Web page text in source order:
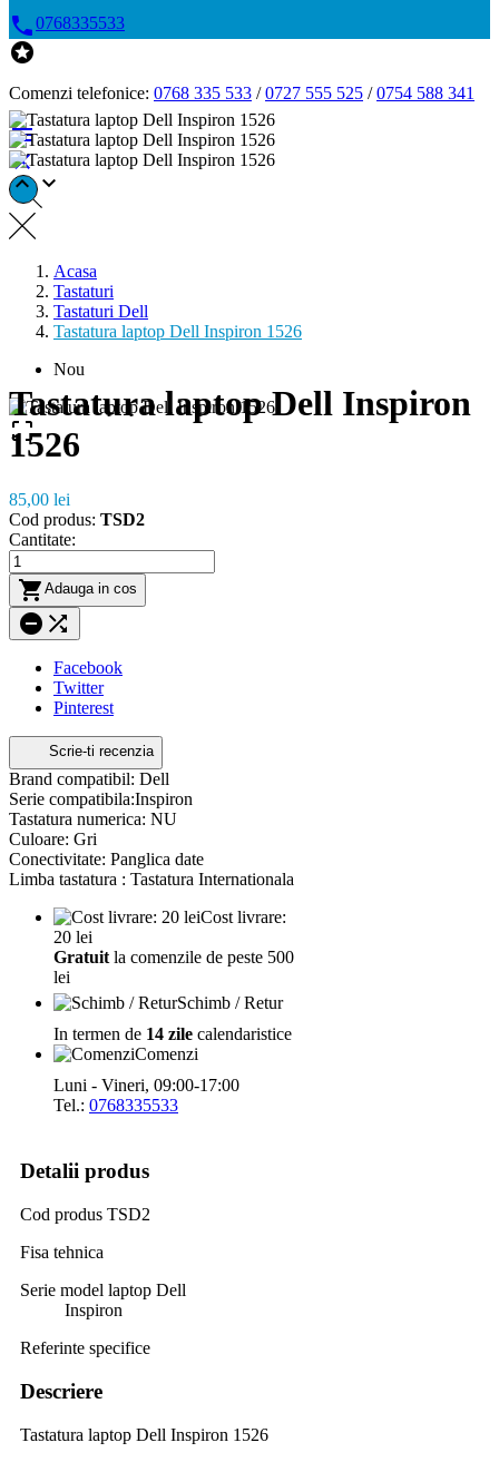
0768335533

Comenzi telefonice: 0768 335 533 /0727 555 525 /0754 588 341


Acasa
Tastaturi
Tastaturi Dell
Tastatura laptop Dell Inspiron 1526
Nou


Tastatura laptop Dell Inspiron
1526
85,00 lei
Cod produs: TSD2
Cantitate:
 Adauga in cos
 
Facebook
Twitter
Pinterest
Scrie-ti recenzia
Brand compatibil: Dell
Serie compatibila:Inspiron
Tastatura numerica: NU
Culoare: Gri
Conectivitate: Panglica date
Limba tastatura : Tastatura Internationala
Cost livrare:
20 lei
Gratuit la comenzile de peste 500
lei
Schimb / Retur
In termen de 14 zile calendaristice
Comenzi
Luni - Vineri, 09:00-17:00
Tel.: 0768335533
Detalii produs
Cod produs TSD2
Fisa tehnica
Serie model laptop Dell
Inspiron
Referinte specifice
Descriere
Tastatura laptop Dell Inspiron 1526